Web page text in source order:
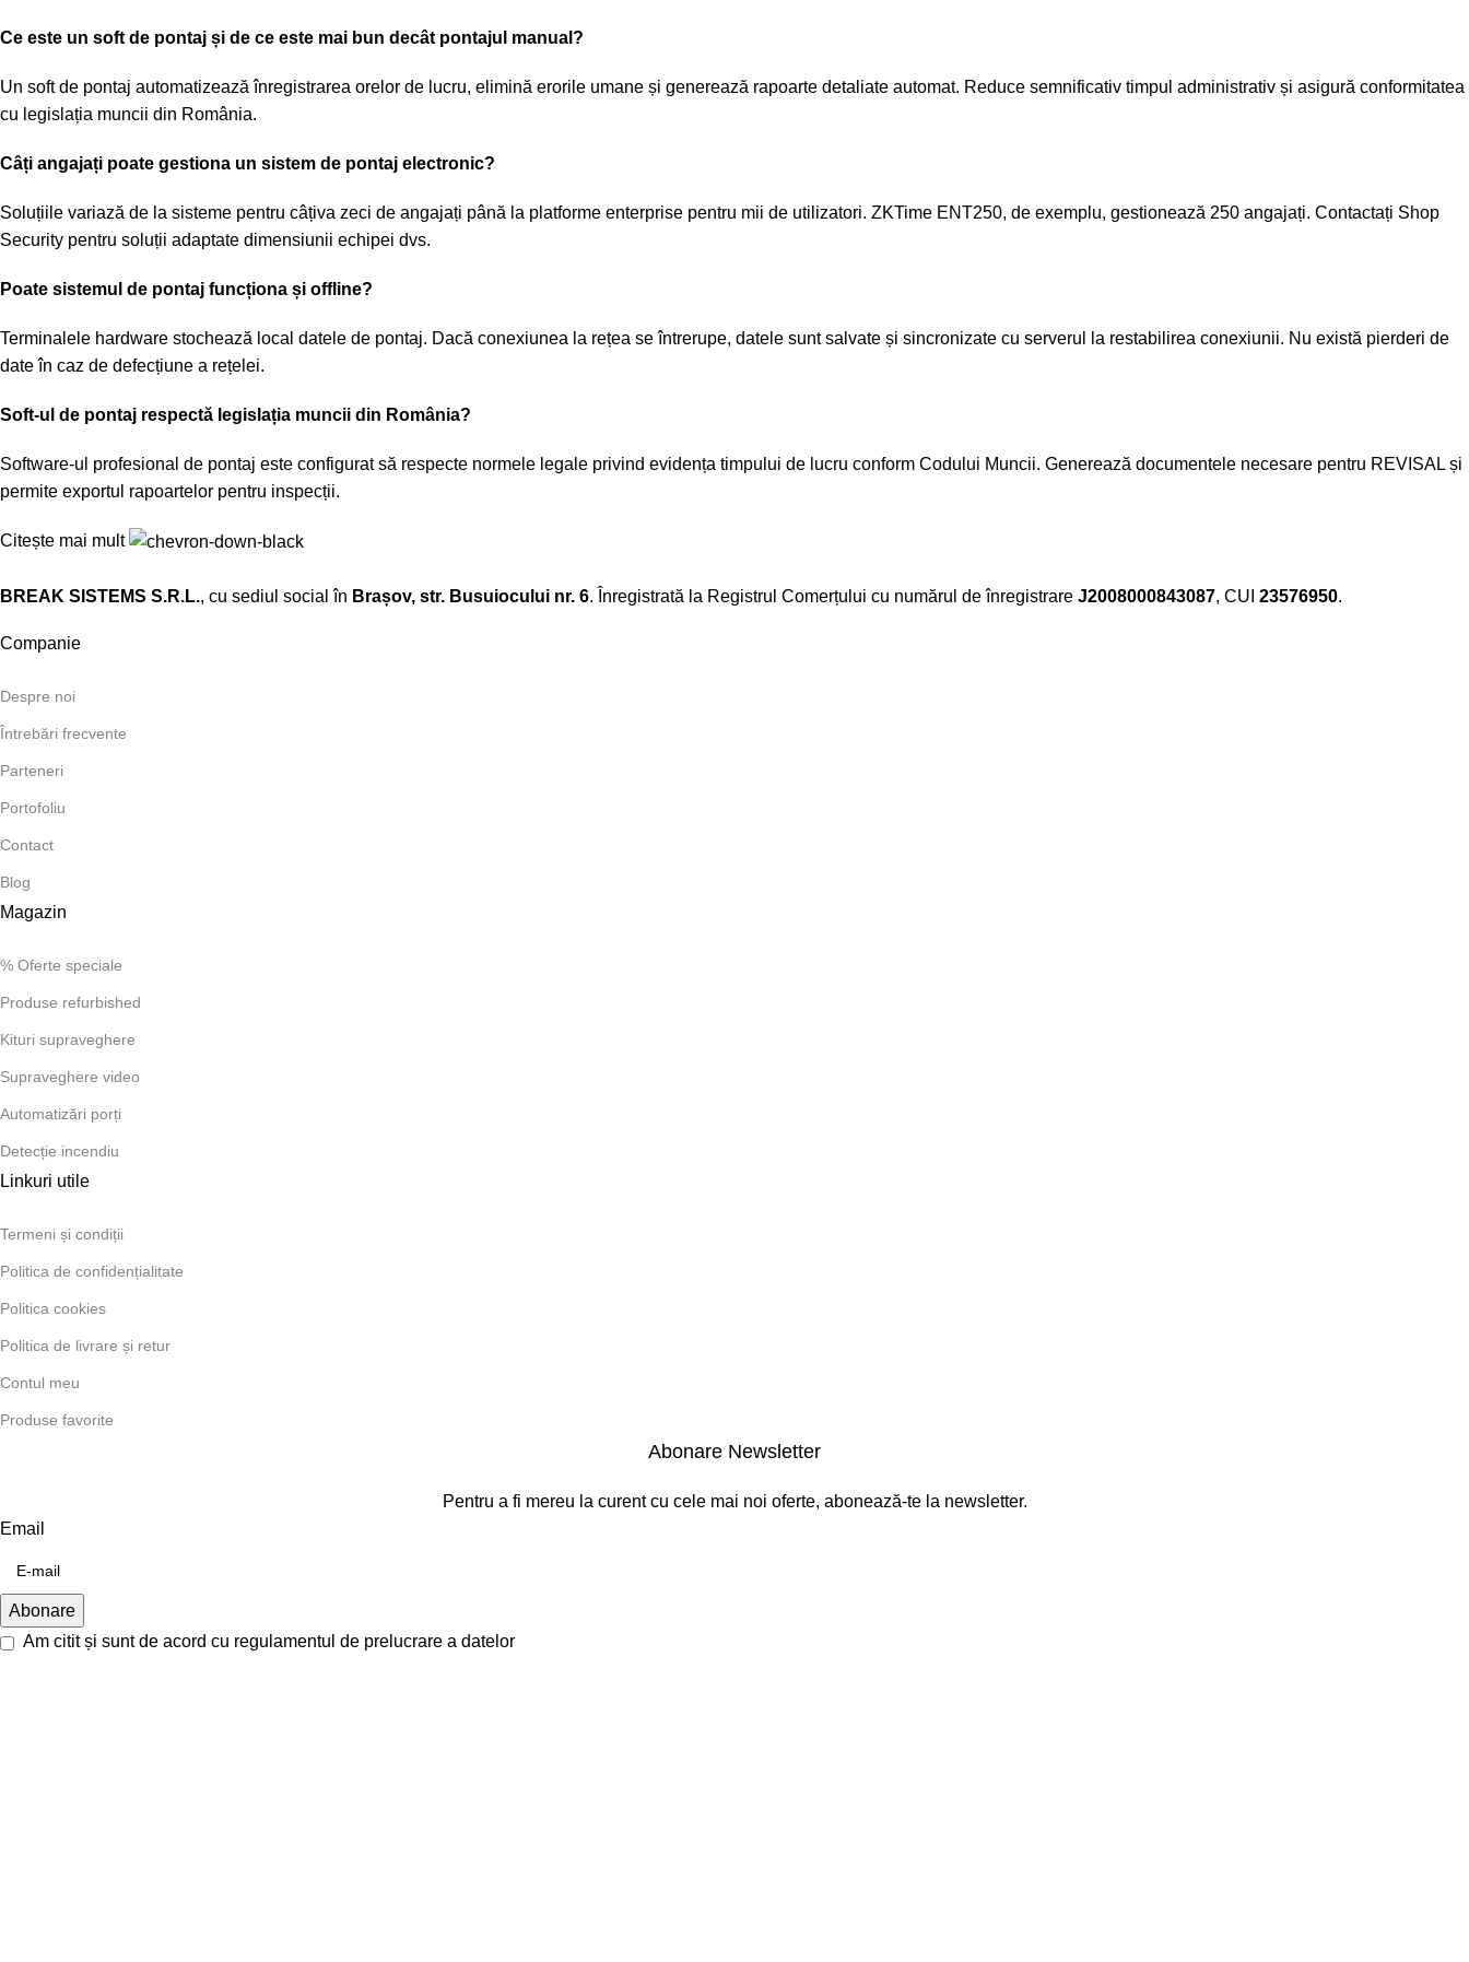
Ce este un soft de pontaj și de ce este mai bun decât pontajul manual?
Un soft de pontaj automatizează înregistrarea orelor de lucru, elimină erorile umane și generează rapoarte detaliate automat. Reduce semnificativ timpul administrativ și asigură conformitatea
cu legislația muncii din România.
Câți angajați poate gestiona un sistem de pontaj electronic?
Soluțiile variază de la sisteme pentru câțiva zeci de angajați până la platforme enterprise pentru mii de utilizatori. ZKTime ENT250, de exemplu, gestionează 250 angajați. Contactați Shop
Security pentru soluții adaptate dimensiunii echipei dvs.
Poate sistemul de pontaj funcționa și offline?
Terminalele hardware stochează local datele de pontaj. Dacă conexiunea la rețea se întrerupe, datele sunt salvate și sincronizate cu serverul la restabilirea conexiunii. Nu există pierderi de
date în caz de defecțiune a rețelei.
Soft-ul de pontaj respectă legislația muncii din România?
Software-ul profesional de pontaj este configurat să respecte normele legale privind evidența timpului de lucru conform Codului Muncii. Generează documentele necesare pentru REVISAL și
permite exportul rapoartelor pentru inspecții.
Citește mai mult
BREAK SISTEMS S.R.L., cu sediul social în Brașov, str. Busuiocului nr. 6. Înregistrată la Registrul Comerțului cu numărul de înregistrare J2008000843087, CUI 23576950.​
Companie
Despre noi
Întrebări frecvente
Parteneri
Portofoliu
Contact
Blog
Magazin
% Oferte speciale
Produse refurbished
Kituri supraveghere
Supraveghere video
Automatizări porți
Detecție incendiu
Linkuri utile
Termeni și condiții
Politica de confidențialitate
Politica cookies
Politica de livrare și retur
Contul meu
Produse favorite
Abonare Newsletter
Pentru a fi mereu la curent cu cele mai noi oferte, abonează-te la newsletter.
Email
Am citit și sunt de acord cu regulamentul de prelucrare a datelor